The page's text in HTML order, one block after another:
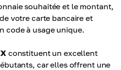
souhaitée et le montant,
votre carte bancaire et
code à usage unique.
constituent un excellent
car elles offrent une